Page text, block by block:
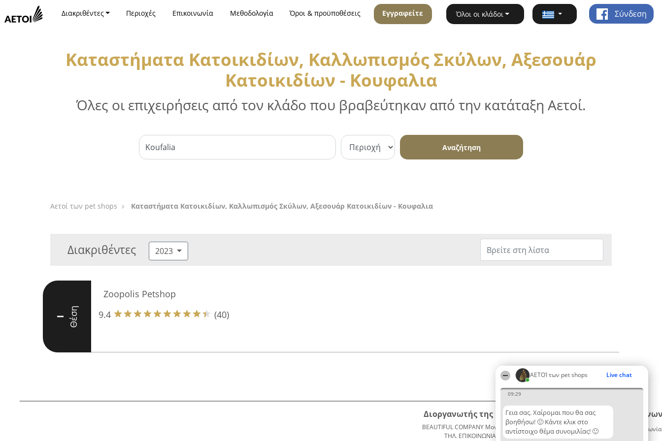
ΑΕΤΟΊ των pet shops Live chat
09:29
Γεια σας. Χαίρομαι που θα σας
βοηθήσω! 🙂 Κάντε κλικ στο
αντίστοιχο θέμα συνομιλίας! 🙂
Διακριθέντες Περιοχές Επικοινωνία Μεθοδολογία Όροι & προϋποθέσεις Εγγραφείτε Όλοι οι κλάδοι Σύνδεση
Καταστήματα Κατοικιδίων, Καλλωπισμός Σκύλων, Αξεσουάρ
Κατοικιδίων - Κουφαλια
Όλες οι επιχειρήσεις από τον κλάδο που βραβεύτηκαν από την κατάταξη Αετοί.
Αναζήτηση
Αετοί των pet shops Καταστήματα Κατοικιδίων, Καλλωπισμός Σκύλων, Αξεσουάρ Κατοικιδίων - Κουφαλια
Διακριθέντες 2023
I Θέση
Zoopolis Petshop
9.4
(40)
Διοργανωτής της κατάταξης
BEAUTIFUL COMPANY Μονοπρόσωπη ΙΚΕ
ΤΗΛ. ΕΠΙΚΟΙΝΩΝΙΑΣ: 2104128019
Κατάταξη
Διακριθέντες
Λίστα
Επικοινωνία